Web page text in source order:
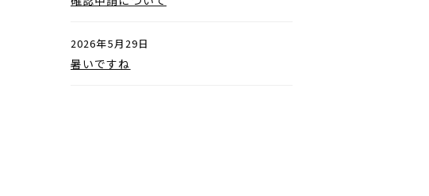
2026年5月29日
暑いですね